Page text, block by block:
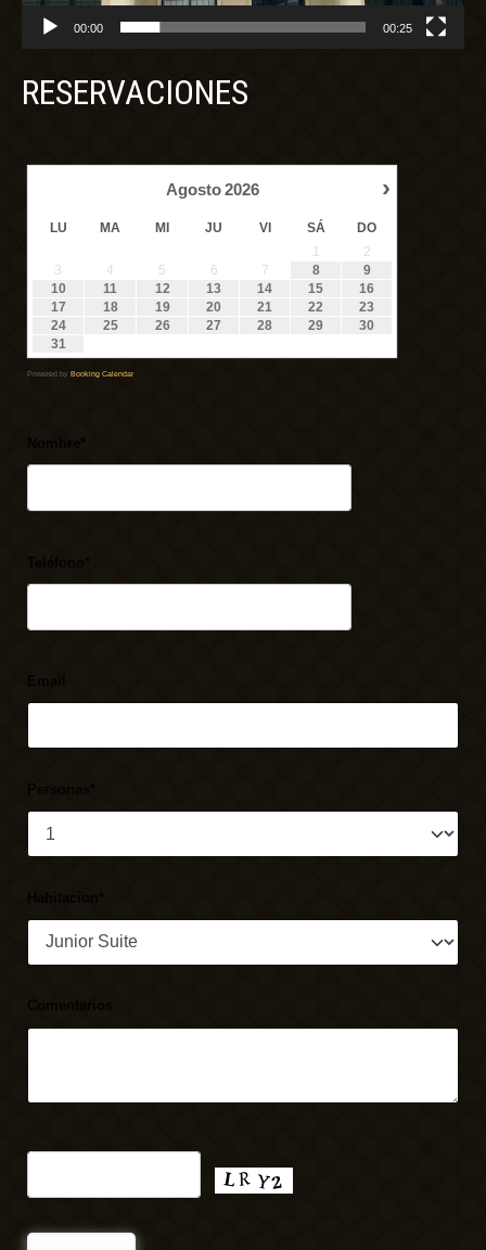
00:00 00:25
RESERVACIONES
›
Agosto 2026
LU MA MI JU VI SÁ
DO
1
2
3
4 5 6 7 8
9
10
11 12 13 14 15
16
17
18 19 20 21 22
23
24
25 26 27 28 29
30
31
Powered by Booking Calendar
Nombre*
Teléfono*
Email
Personas*
Habitacion*
Comentarios